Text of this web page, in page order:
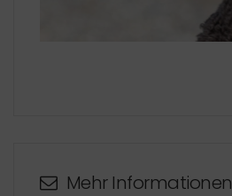
Mehr Informationen